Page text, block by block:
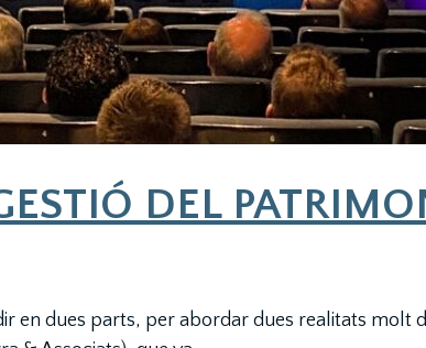
DEL
en dues parts, per abordar dues realitats molt